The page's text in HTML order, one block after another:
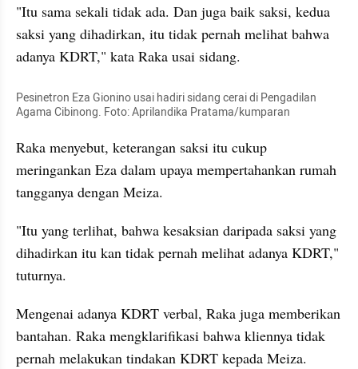
"Itu sama sekali tidak ada. Dan juga baik saksi, kedua
saksi yang dihadirkan, itu tidak pernah melihat bahwa
adanya KDRT," kata Raka usai sidang.
Pesinetron Eza Gionino usai hadiri sidang cerai di Pengadilan
Agama Cibinong. Foto: Aprilandika Pratama/kumparan
Raka menyebut, keterangan saksi itu cukup
meringankan Eza dalam upaya mempertahankan rumah
tangganya dengan Meiza.
"Itu yang terlihat, bahwa kesaksian daripada saksi yang
dihadirkan itu kan tidak pernah melihat adanya KDRT,"
tuturnya.
Mengenai adanya KDRT verbal, Raka juga memberikan
bantahan. Raka mengklarifikasi bahwa kliennya tidak
pernah melakukan tindakan KDRT kepada Meiza.